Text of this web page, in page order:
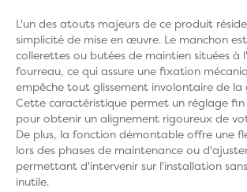
L'un des atouts majeurs de ce produit
simplicité de mise en œuvre. Le manchon
collerettes ou butées de maintien situées à
fourreau, ce qui assure une fixation
empêche tout glissement involontaire de la
Cette caractéristique permet un réglage
pour obtenir un alignement rigoureux de
De plus, la fonction démontable offre une
lors des phases de maintenance ou
permettant d'intervenir sur l'installation
inutile.